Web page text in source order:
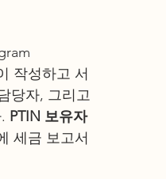
작성하고 서
당자, 그리고
PTIN 보유자
세금 보고서